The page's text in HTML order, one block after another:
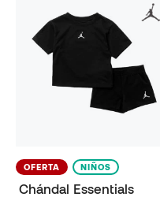
OFERTA NIÑOS
Chándal Essentials